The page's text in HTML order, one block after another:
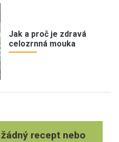
Jak a proč je zdravá
celozrnná mouka
recept nebo